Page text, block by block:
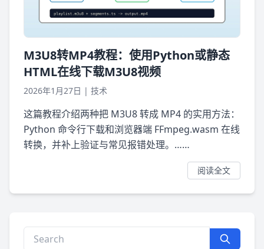
M3U8转MP4教程：使用Python或静态
HTML在线下载M3U8视频
2026年1月27日 | 技术
这篇教程介绍两种把 M3U8 转成 MP4 的实用方法：
Python 命令行下载和浏览器端 FFmpeg.wasm 在线
转换，并补上验证与常见报错处理。……
阅读全文